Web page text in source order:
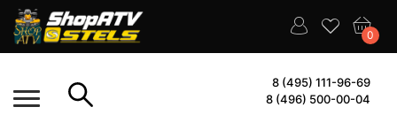
0
8 (495) 111-96-69
8 (496) 500-00-04